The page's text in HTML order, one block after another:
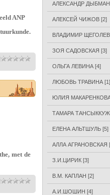
ANP
met de
АЛЕКСАНДР ДЫБМАН
АЛЕКСЕЙ ЧИЖОВ [2]
ВЛАДИМИР ЩЕГОЛЕВ
ЗОЯ САДОВСКАЯ [3]
ОЛЬГА ЛЕВИНА [4]
ЛЮБОВЬ ТРАВИНА [1]
ЮЛИЯ
ТАМАРА
ЕЛЕНА АЛЬТШУЛЬ [5]
АЛЛА АГРАНОВСКАЯ
З.И.ЦИРИК [3]
В.М. КАПЛАН [2]
А.И.ШОШИН [4]